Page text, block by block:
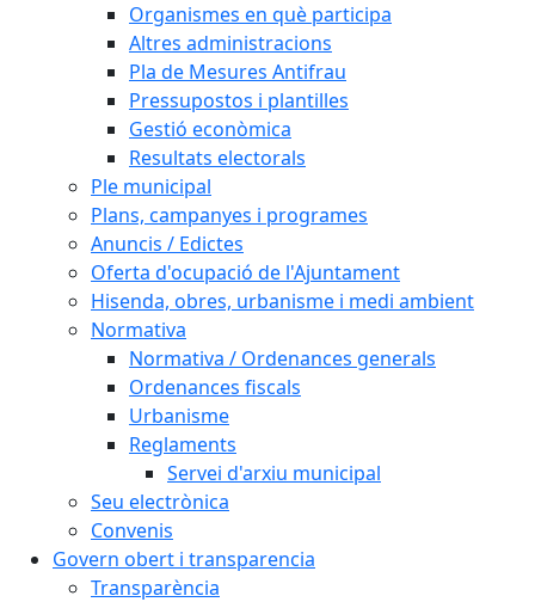
Organismes en què participa
Altres administracions
Pla de Mesures Antifrau
Pressupostos i plantilles
Gestió econòmica
Resultats electorals
Ple municipal
Plans, campanyes i programes
Anuncis / Edictes
Oferta d'ocupació de l'Ajuntament
Hisenda, obres, urbanisme i medi ambient
Normativa
Normativa / Ordenances generals
Ordenances fiscals
Urbanisme
Reglaments
Servei d'arxiu municipal
Seu electrònica
Convenis
Govern obert i transparencia
Transparència